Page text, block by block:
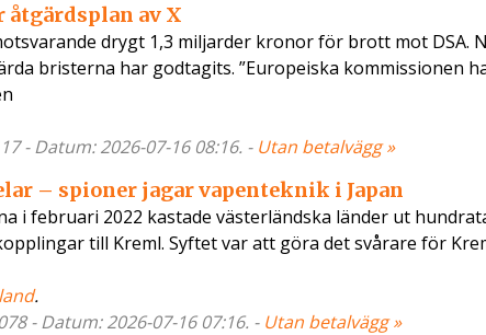
av X
drygt 1,3 miljarder kronor för brott mot DSA.
bristerna har godtagits. ”Europeiska kommissionen
- Datum: 2026-07-16 08:16. - Utan betalvägg »
– spioner jagar vapenteknik i Japan
i februari 2022 kastade västerländska länder ut
till Kreml. Syftet var att göra det svårare för
.
- Datum: 2026-07-16 07:16. - Utan betalvägg »